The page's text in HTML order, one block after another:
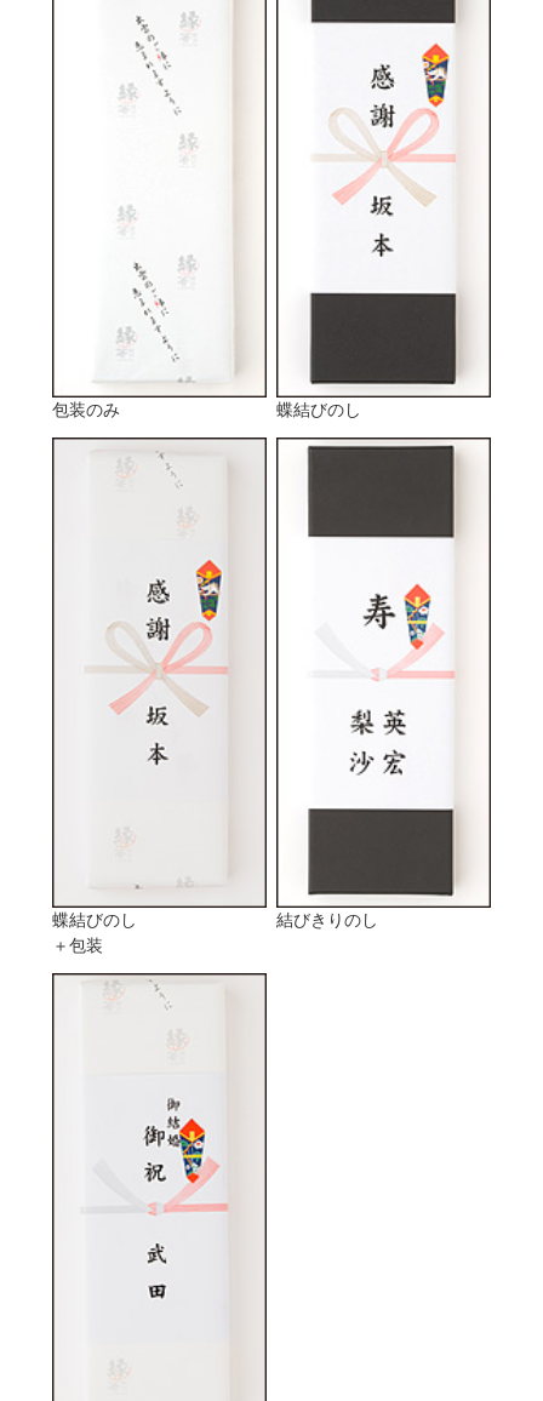
包装のみ 蝶結びのし
蝶結びのし
＋包装
結びきりのし